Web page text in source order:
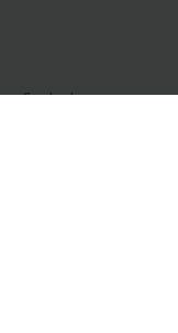
Contact